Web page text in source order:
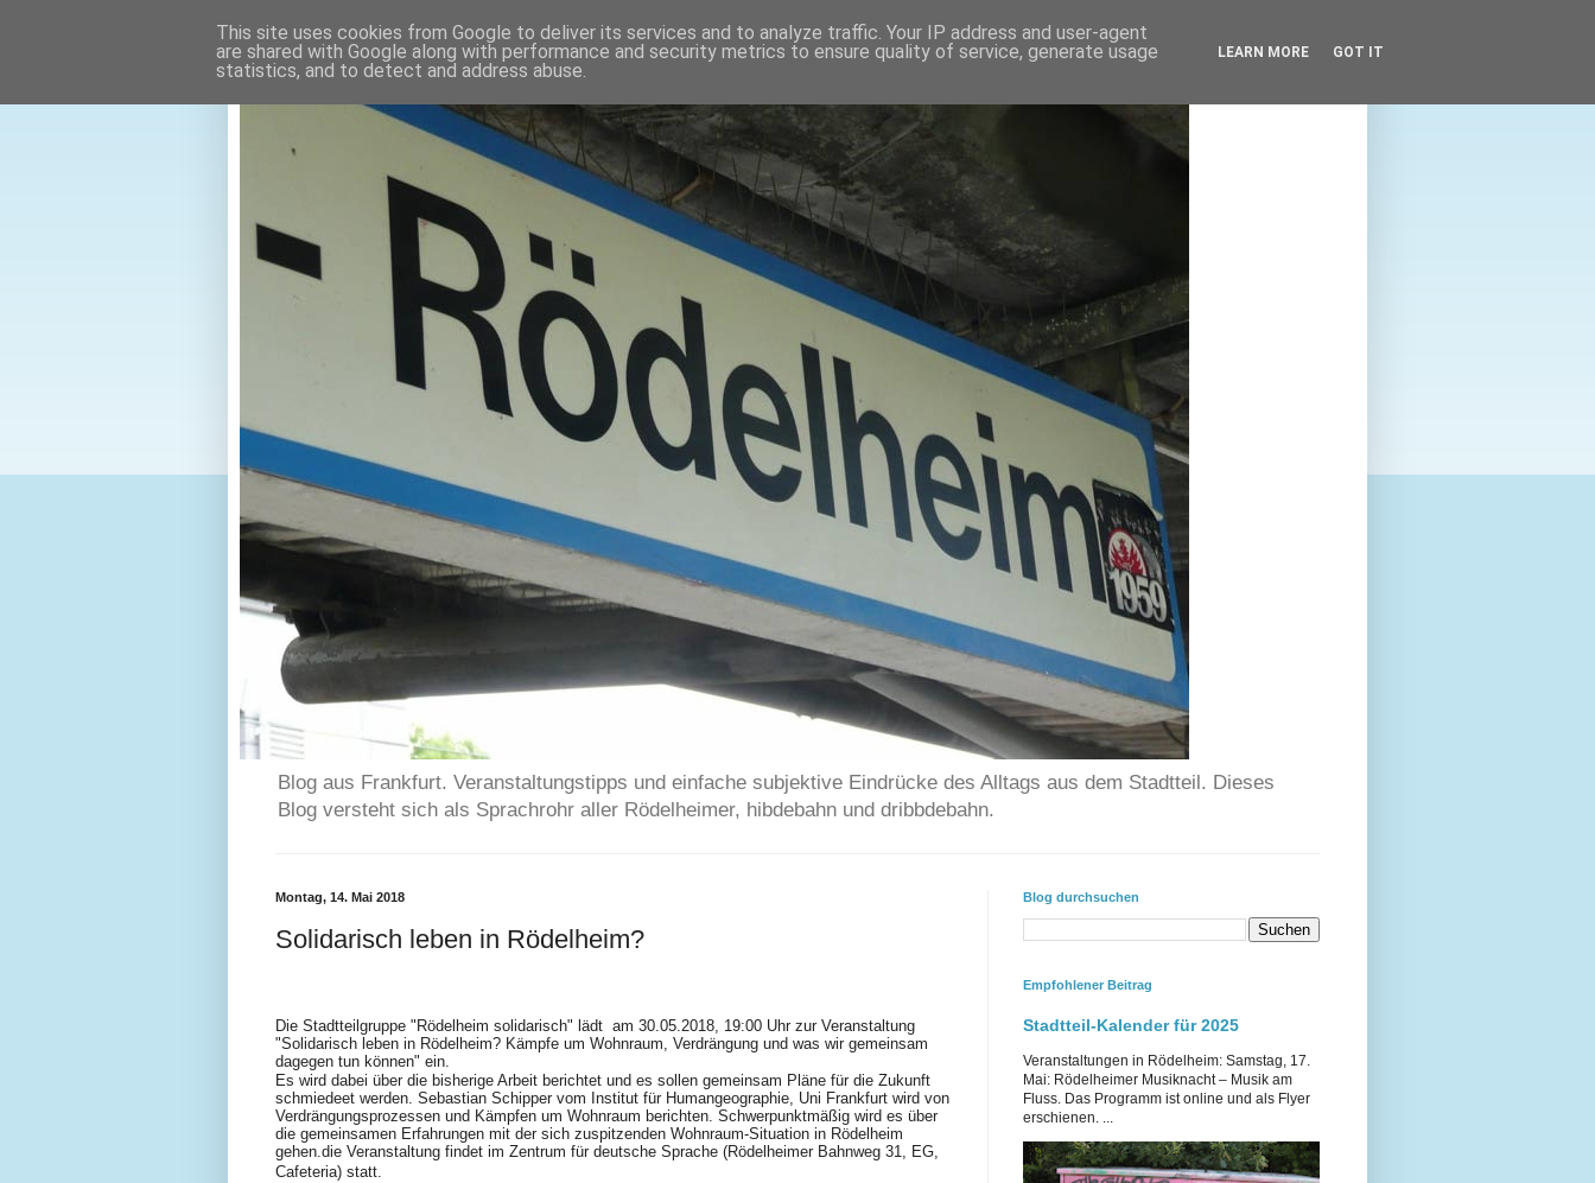
Blog aus Frankfurt. Veranstaltungstipps und einfache subjektive Eindrücke des Alltags aus dem Stadtteil. Dieses
Blog versteht sich als Sprachrohr aller Rödelheimer, hibdebahn und dribbdebahn.
Montag, 14. Mai 2018
Solidarisch leben in Rödelheim?
Die Stadtteilgruppe "Rödelheim solidarisch" lädt am 30.05.2018, 19:00 Uhr zur Veranstaltung
"Solidarisch leben in Rödelheim? Kämpfe um Wohnraum, Verdrängung und was wir gemeinsam
dagegen tun können" ein.
Es wird dabei über die bisherige Arbeit berichtet und es sollen gemeinsam Pläne für die Zukunft
schmiedeet werden. Sebastian Schipper vom Institut für Humangeographie, Uni Frankfurt wird von
Verdrängungsprozessen und Kämpfen um Wohnraum berichten. Schwerpunktmäßig wird es über
die gemeinsamen Erfahrungen mit der sich zuspitzenden Wohnraum-Situation in Rödelheim
gehen.die Veranstaltung findet im Zentrum für deutsche Sprache (Rödelheimer Bahnweg 31, EG,
Cafeteria) statt.
Blog durchsuchen
Empfohlener Beitrag
Stadtteil-Kalender für 2025
Veranstaltungen in Rödelheim: Samstag, 17.
Mai: Rödelheimer Musiknacht – Musik am
Fluss. Das Programm ist online und als Flyer
erschienen. ...
This site uses cookies from Google to deliver its services and to analyze traffic. Your IP address and user-agent
are shared with Google along with performance and security metrics to ensure quality of service, generate usage
statistics, and to detect and address abuse.
LEARN MORE GOT IT